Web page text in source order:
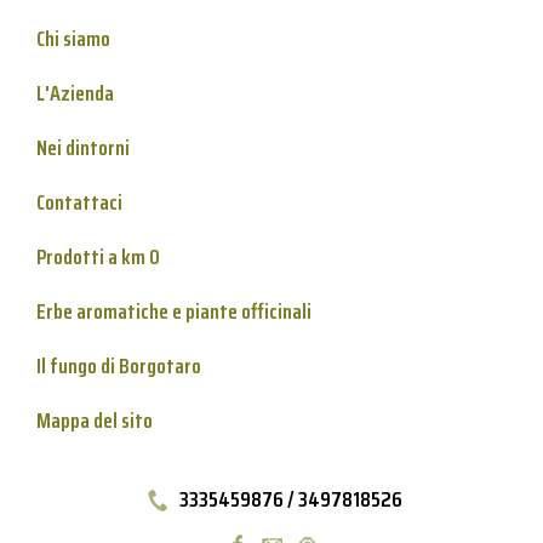
Chi siamo
L'Azienda
Nei dintorni
Contattaci
Prodotti a km 0
Erbe aromatiche e piante officinali
Il fungo di Borgotaro
Mappa del sito
3335459876 / 3497818526